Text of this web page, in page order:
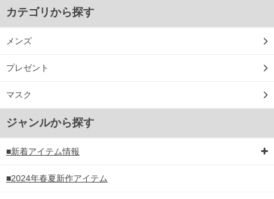
カテゴリから探す
メンズ
プレゼント
マスク
ジャンルから探す
■新着アイテム情報
■2024年春夏新作アイテム